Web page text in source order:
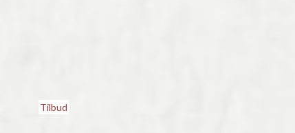
Tilbud